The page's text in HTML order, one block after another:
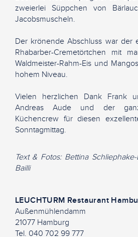
zweierlei Süppchen von
Jacobsmuscheln.
Der krönende Abschluss war der
Rhabarber-Cremetörtchen mit
Waldmeister-Rahm-Eis und
hohem Niveau.
Vielen herzlichen Dank Frank
Andreas Aude und der
Küchencrew für diesen
Sonntagmittag.
Text & Fotos: Bettina
Bailli
LEUCHTURM Restaurant
Außenmühlendamm
21077 Hamburg
Tel. 040 702 99 777